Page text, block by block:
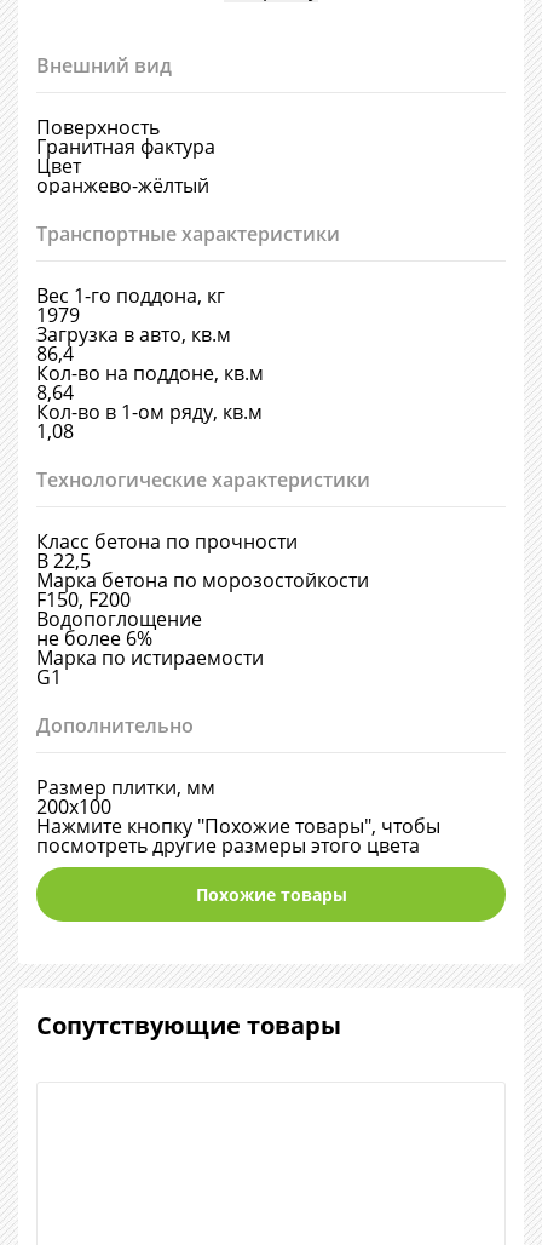
Внешний вид
Поверхность
Гранитная фактура
Цвет
оранжево-жёлтый
Транспортные характеристики
Вес 1-го поддона, кг
1979
Загрузка в авто, кв.м
86,4
Кол-во на поддоне, кв.м
8,64
Кол-во в 1-ом ряду, кв.м
1,08
Технологические характеристики
Класс бетона по прочности
В 22,5
Марка бетона по морозостойкости
F150, F200
Водопоглощение
не более 6%
Марка по истираемости
G1
Дополнительно
Размер плитки, мм
200х100
Нажмите кнопку "Похожие товары", чтобы
посмотреть другие размеры этого цвета
Похожие товары
Сопутствующие товары